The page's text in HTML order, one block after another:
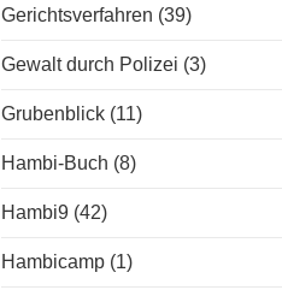
Gerichtsverfahren (39)
Gewalt durch Polizei (3)
Grubenblick (11)
Hambi-Buch (8)
Hambi9 (42)
Hambicamp (1)